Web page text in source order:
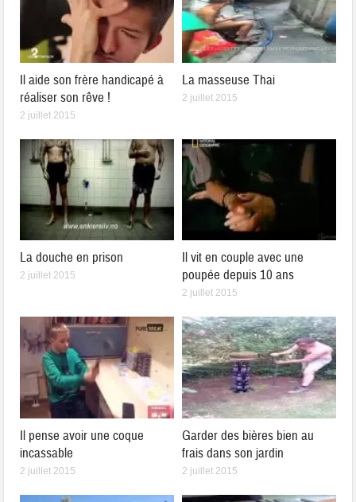
Il aide son frère handicapé à
réaliser son rêve !
2 juillet 2015
La masseuse Thai
2 juillet 2015
La douche en prison
2 juillet 2015
Il vit en couple avec une
poupée depuis 10 ans
2 juillet 2015
Il pense avoir une coque
incassable
2 juillet 2015
Garder des bières bien au
frais dans son jardin
2 juillet 2015